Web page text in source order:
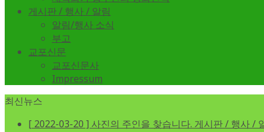
게시판 / 행사 / 알림
알림/행사 소식
부고
교포신문
교포신문사
Impressum
최신뉴스
[ 2022-03-20 ] 사진의 주인을 찾습니다. 게시판 / 행사 /